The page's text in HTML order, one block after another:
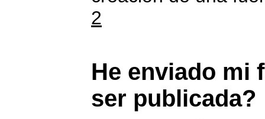
2
He enviado mi
ser publicada?